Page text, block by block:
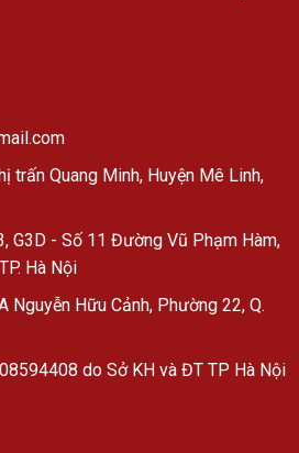
trấn Quang Minh, Huyện Mê Linh,
G3D - Số 11 Đường Vũ Phạm Hàm,
Hà Nội
Hữu Cảnh, Phường 22, Q.
do Sở KH và ĐT TP Hà Nội